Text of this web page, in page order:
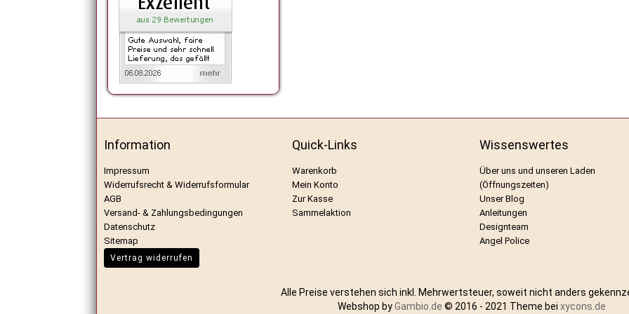
Information
Impressum
Widerrufsrecht & Widerrufsformular
AGB
Versand- & Zahlungsbedingungen
Datenschutz
Sitemap
Vertrag widerrufen
Quick-Links
Warenkorb
Mein Konto
Zur Kasse
Sammelaktion
Wissenswertes
Über uns und unseren Laden
(Öffnungszeiten)
Unser Blog
Anleitungen
Designteam
Angel Police
Alle Preise verstehen sich inkl. Mehrwertsteuer, soweit nicht anders
Webshop byGambio.de © 2016 - 2021 Theme bei xycons.de